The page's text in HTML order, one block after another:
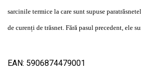
sarcinile termice la care sunt supuse
de curenți de trăsnet. Fără pasul precedent, ele
EAN: 5906874479001